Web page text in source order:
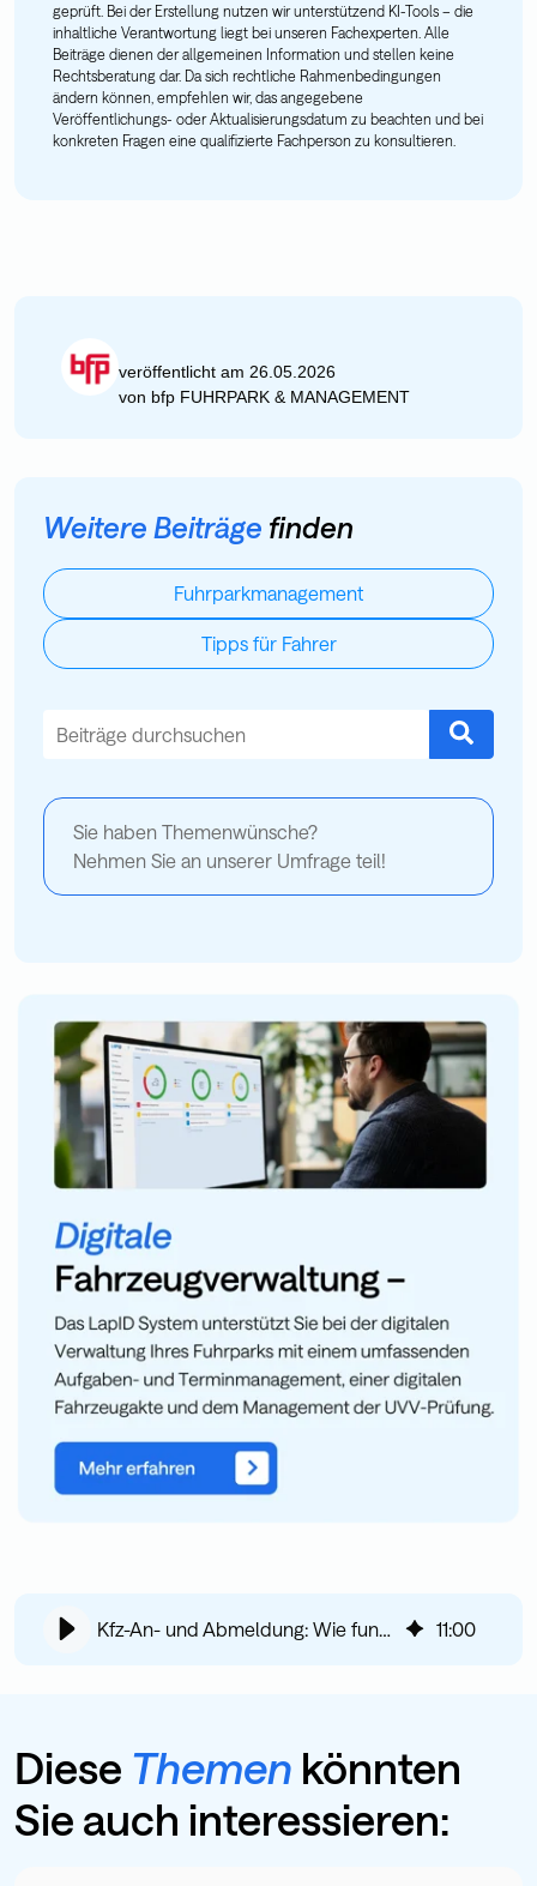
geprüft. Bei der Erstellung nutzen wir unterstützend KI-Tools – die
inhaltliche Verantwortung liegt bei unseren Fachexperten. Alle
Beiträge dienen der allgemeinen Information und stellen keine
Rechtsberatung dar. Da sich rechtliche Rahmenbedingungen
ändern können, empfehlen wir, das angegebene
Veröffentlichungs- oder Aktualisierungsdatum zu beachten und bei
konkreten Fragen eine qualifizierte Fachperson zu konsultieren.
veröffentlicht am 26.05.2026
von bfp FUHRPARK & MANAGEMENT
Weitere Beiträge finden
Fuhrparkmanagement
Tipps für Fahrer
Dies ist ein Suchfeld mit einer automatischen
Sie haben Themenwünsche?
Nehmen Sie an unserer Umfrage teil!
Kfz-An- und Abmeldung: Wie funktioniert die Zulassung per i-Kfz? 11:00
Diese Themen könnten
Sie auch interessieren: